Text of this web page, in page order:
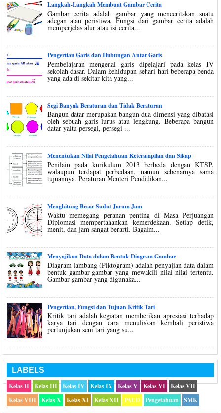
Langkah-Langkah Membuat Gambar Cerita
Gambar cerita adalah gambar yang menceritakan suatu
adegan atau peristiwa. Fungsi dari gambar cerita adalah
memperjelas alur atau isi cerita...
Pengertian Garis dan Hubungan Antar Garis
Pembelajaran mengenai garis dipelajari pada kelas IV
sekolah dasar. Dalam kehidupan sehari-hari beberapa benda
yang ada di sekitar kita yang...
Segi Banyak Beraturan dan Tidak Beraturan
Bangun datar merupakan bangun dua dimensi yang dibatasi
oleh sebuah garis lurus atau lengkung. Beberapa bangun
datar yaitu persegi, persegi ...
Menentukan Nilai Pengetahuan Keterampilan dan Sikap
Penilain pada kurikulum 2013 berbeda dengan KTSP,
walaupun terdapat perbedaan, namun sebenarnya sama
tujuannya. Peraturan Menteri Pendidikan...
Menghitung Besar Sudut Jarum Jam
Waktu memegang peranan penting di Masa Perjuangan
Diplomasi mempertahankan kemerdekaan. Setiap detik,
menit, dan jam sangat berarti. Bagaim...
Menyajikan Data dalam Bentuk Diagram Gambar
Diagram lambang (Piktogram) adalah penyajian data dalam
bentuk gambar-gambar yang mewakili nilai-nilai tertentu.
Gambar-gambar yang digunaka...
Pengertian, Fungsi dan Tujuan Kritik Tari
Kritik tari adalah kegiatan memberikan apresiasi terhadap
karya tari dengan cara menuliskan kembali peristiwa
pertunjukan seni tari yang su...
LABELS
Kelas II
Kelas III Kelas IV Kelas IX Kelas V Kelas VI
Kelas VII
Kelas VIII
Kelas X Kelas XI Kelas XII PAUD Pengetahuan SMK